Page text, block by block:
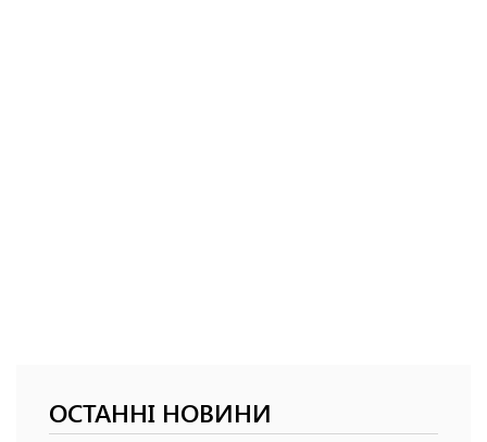
ОСТАННІ НОВИНИ